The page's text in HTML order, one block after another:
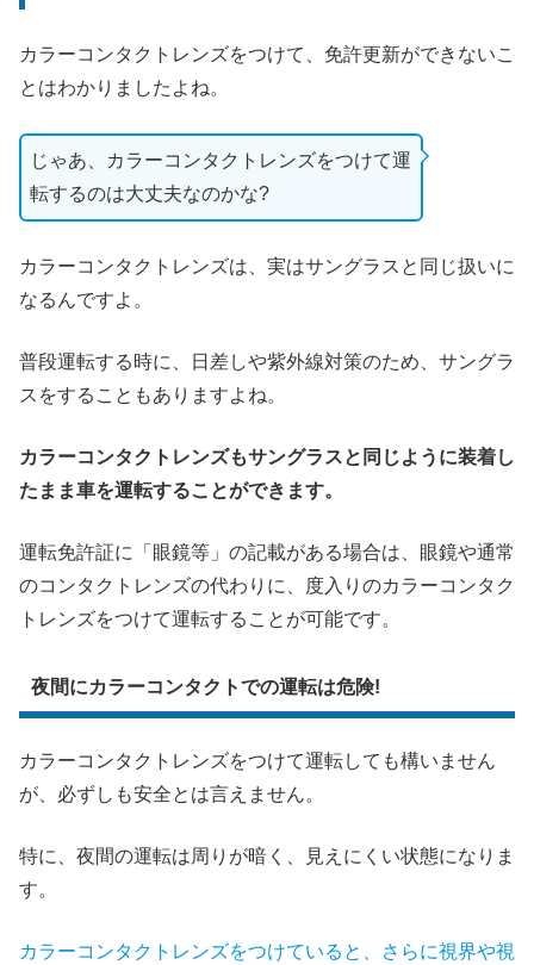
カラーコンタクトレンズをつけて、免許更新ができないこ
とはわかりましたよね。
じゃあ、カラーコンタクトレンズをつけて運
転するのは大丈夫なのかな?
カラーコンタクトレンズは、実はサングラスと同じ扱いに
なるんですよ。
普段運転する時に、日差しや紫外線対策のため、サングラ
スをすることもありますよね。
カラーコンタクトレンズもサングラスと同じように装着し
たまま車を運転することができます。
運転免許証に「眼鏡等」の記載がある場合は、眼鏡や通常
のコンタクトレンズの代わりに、度入りのカラーコンタク
トレンズをつけて運転することが可能です。
夜間にカラーコンタクトでの運転は危険!
カラーコンタクトレンズをつけて運転しても構いません
が、必ずしも安全とは言えません。
特に、夜間の運転は周りが暗く、見えにくい状態になりま
す。
カラーコンタクトレンズをつけていると、さらに視界や視